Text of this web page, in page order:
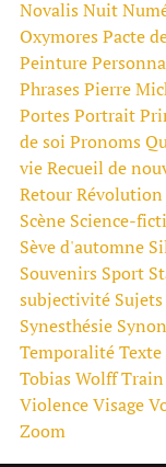
NovalisNuit
OxymoresPacte
Peinture
PhrasesPierre
PortesPortrait
de soi Pronoms
vieRecueil de
RetourRévolution
Scène Science-
Sève d'automne
Souvenirs Sport
subjectivité
Synesthésie
TemporalitéTexte
Tobias WolffTrain
ViolenceVisage
Zoom